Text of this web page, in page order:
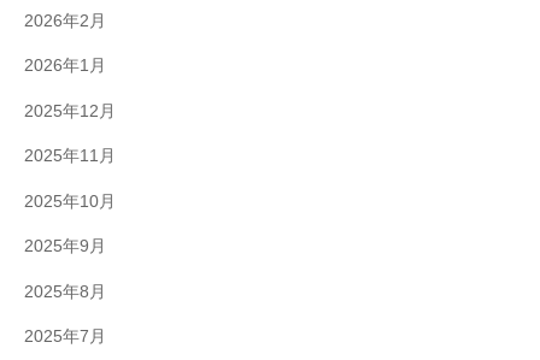
2026年2月
2026年1月
2025年12月
2025年11月
2025年10月
2025年9月
2025年8月
2025年7月